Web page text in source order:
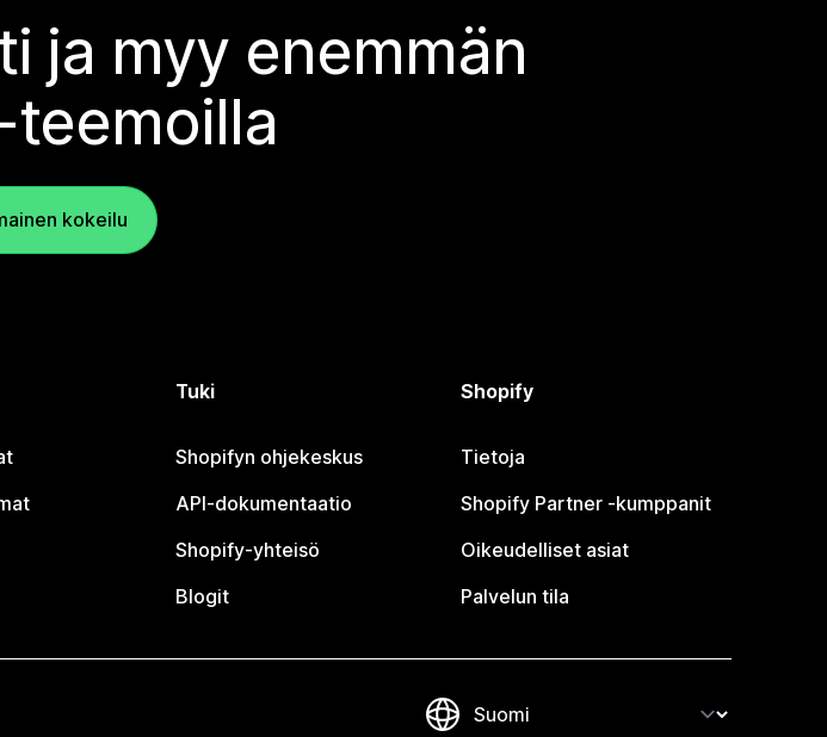
ja myy enemmän
kokeilu
Tuki
Shopifyn ohjekeskus
API-dokumentaatio
Shopify-yhteisö
Blogit
Shopify
Tietoja
Shopify Partner ‑kumppanit
Oikeudelliset asiat
Palvelun tila